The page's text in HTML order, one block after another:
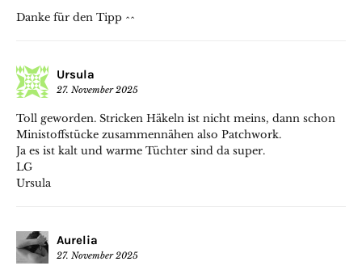
Danke für den Tipp ^^
Ursula
27. November 2025
Toll geworden. Stricken Häkeln ist nicht meins, dann schon
Ministoffstücke zusammennähen also Patchwork.
Ja es ist kalt und warme Tüchter sind da super.
LG
Ursula
Aurelia
27. November 2025